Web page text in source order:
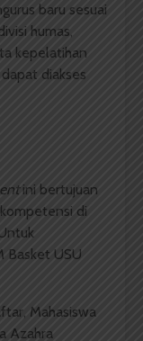
baru sesuai
humas,
kepelatihan
diakses
ini bertujuan
di
Basket USU
Mahasiswa
Azahra